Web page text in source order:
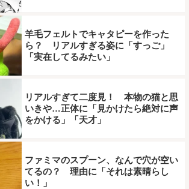
羊毛フェルトでキャタピーを作った
ら？ リアルすぎる姿に「すっご」
「実在してるみたい」
リアルすぎて二度見！ 本物の猫と思
いきや…正体に「見かけたら絶対に声
をかける」「天才」
ファミマのスプーン、なんで穴が空い
てるの？ 理由に「それは素晴らし
い！」